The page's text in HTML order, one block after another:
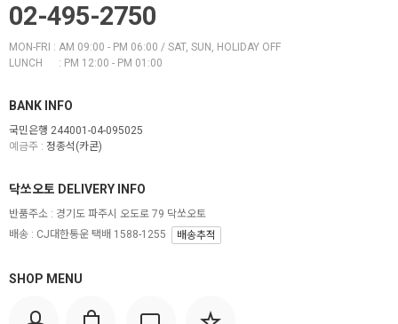
02-495-2750
MON-FRI : AM 09:00 - PM 06:00 / SAT, SUN, HOLIDAY OFF
LUNCH : PM 12:00 - PM 01:00
BANK INFO
국민은행 244001-04-095025
예금주 : 정종석(카콘)
SHOP MENU
닥쏘오토 DELIVERY INFO
반품주소 : 경기도 파주시 오도로 79 닥쏘오토
배송 : CJ대한통운 택배 1588-1255
배송추적